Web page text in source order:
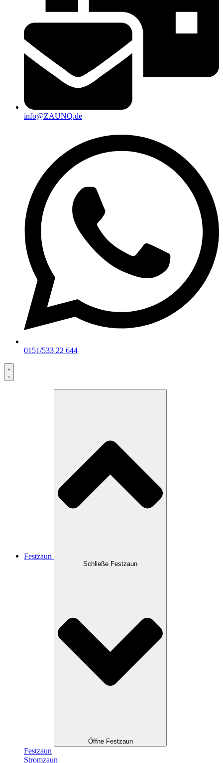
info@ZAUNQ.de
0151/533 22 644
Festzaun
Schließe Festzaun
Öffne Festzaun
Festzaun
Stromzaun